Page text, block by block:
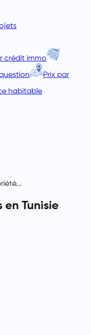
crédit immo
Prix par
habitable
en Tunisie